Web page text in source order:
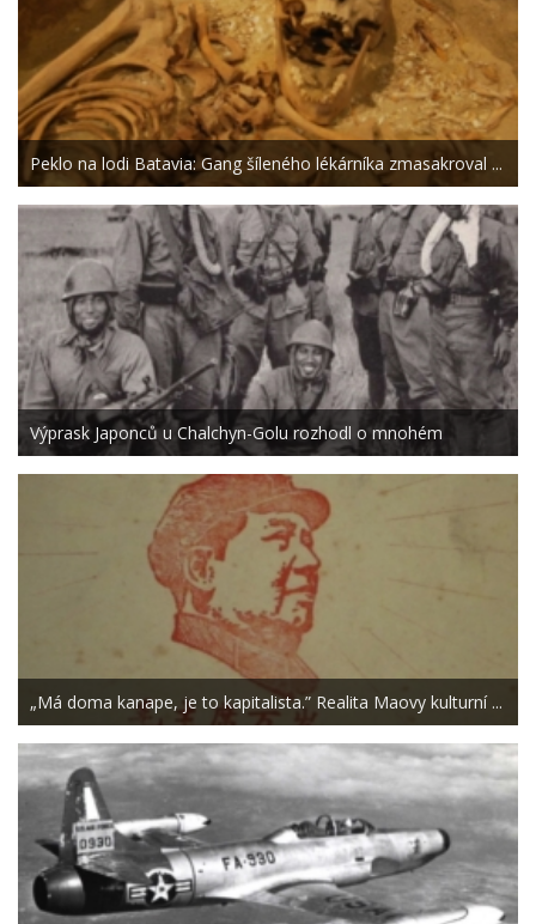
Peklo na lodi Batavia: Gang šíleného lékárníka zmasakroval ...
Výprask Japonců u Chalchyn-Golu rozhodl o mnohém
„Má doma kanape, je to kapitalista.” Realita Maovy kulturní ...